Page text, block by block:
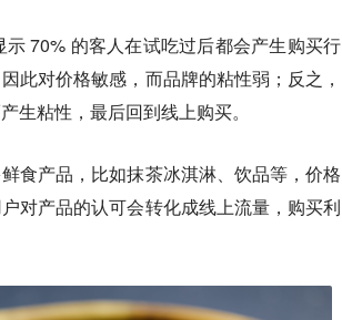
示 70% 的客人在试吃过后都会产生购买行
此对价格敏感，而品牌的粘性弱；反之，
生粘性，最后回到线上购买。
食产品，比如抹茶冰淇淋、饮品等，价格
对产品的认可会转化成线上流量，购买利